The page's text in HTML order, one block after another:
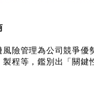
風險管理為公司競爭
程等，鑑別出「關